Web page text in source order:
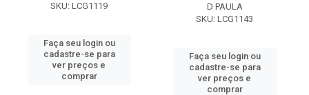
SKU: LCG1119
Faça seu login ou
cadastre-se para
ver preços e
comprar
D PAULA
SKU: LCG1143
Faça seu login ou
cadastre-se para
ver preços e
comprar